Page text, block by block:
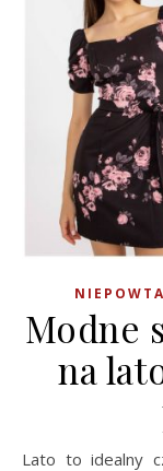
Modne
na
Lato to idealny czas na wesela, a wybór odpowiedniej